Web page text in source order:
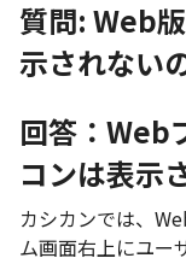
質問: Web
示されない
回答：Web
コンは表示
カシカンでは、
ム画面右上にユー